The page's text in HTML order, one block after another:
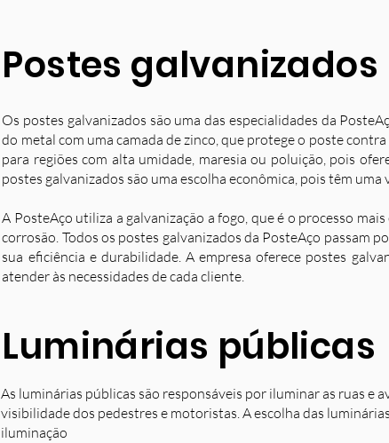
Postes galvanizados
Os postes galvanizados são uma das especialidades da
do metal com uma camada de zinco, que protege o poste
para regiões com alta umidade, maresia ou poluição, pois
postes galvanizados são uma escolha econômica, pois têm
A PosteAço utiliza a galvanização a fogo, que é o processo
corrosão. Todos os postes galvanizados da PosteAço passam
sua eficiência e durabilidade. A empresa oferece postes
atender às necessidades de cada cliente.
Luminárias públicas
As luminárias públicas são responsáveis por iluminar as ruas e
visibilidade dos pedestres e motoristas. A escolha das
iluminação